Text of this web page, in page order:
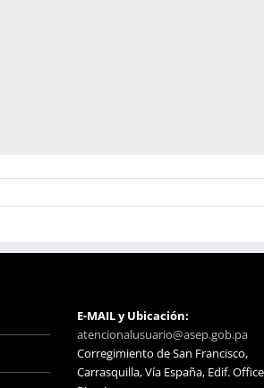
E-MAIL y Ubicación:
atencionalusuario@asep.gob.pa
Corregimiento de San Francisco,
Carrasquilla, Vía España, Edif.